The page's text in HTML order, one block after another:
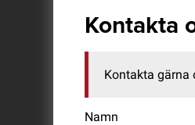
Kontakta
Kontakta gärna
Namn